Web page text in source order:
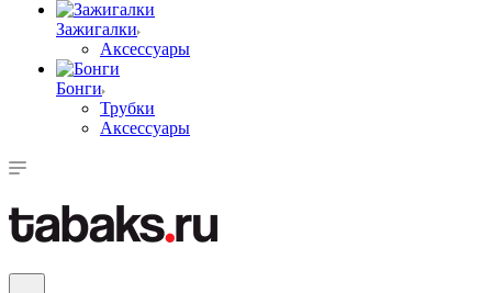
Зажигалки
Аксессуары
Бонги
Трубки
Аксессуары